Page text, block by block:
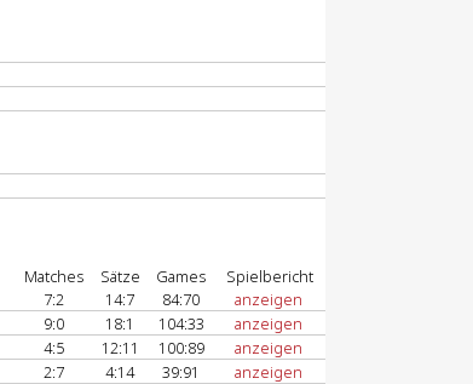
Matches Sätze Games
Spielbericht
7:2 14:7 84:70
anzeigen
9:0 18:1 104:33
anzeigen
4:5 12:11 100:89
anzeigen
2:7 4:14 39:91
anzeigen